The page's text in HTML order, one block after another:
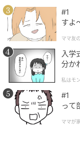
画像：藍野あき
大型の遊具には4
段でつながっていま
#1
すよ
ママ友
入学
分か
私はモ
#1
って
ママが